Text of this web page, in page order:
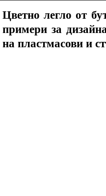
Цветно легло от
примери за
на пластмасови и